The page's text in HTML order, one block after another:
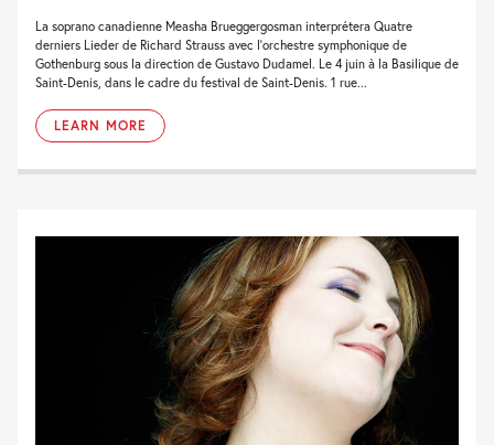
La soprano canadienne Measha Brueggergosman interprétera Quatre
derniers Lieder de Richard Strauss avec l'orchestre symphonique de
Gothenburg sous la direction de Gustavo Dudamel. Le 4 juin à la Basilique de
Saint-Denis, dans le cadre du festival de Saint-Denis. 1 rue...
LEARN MORE